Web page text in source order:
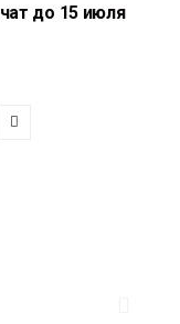
до 15 июля